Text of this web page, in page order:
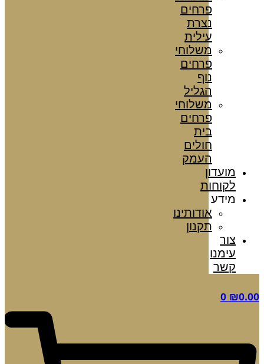
פרחים
נצרת
עילית
משלוחי
פרחים
נוף
הגליל
משלוחי
פרחים
בית
חולים
העמק
מועדון
לקוחות
מידע
אודותינו
תקנון
צור
עימנו
קשר
₪0.00
0